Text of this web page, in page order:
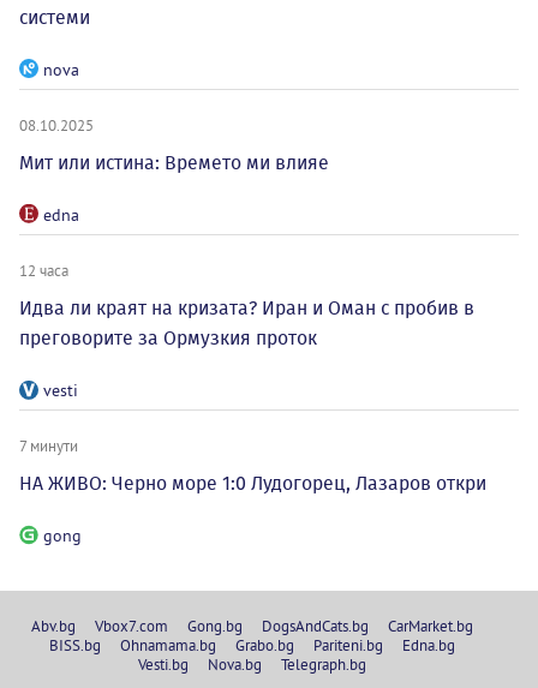
системи
nova
08.10.2025
Мит или истина: Времето ми влияе
edna
12 часа
Идва ли краят на кризата? Иран и Оман с пробив в
преговорите за Ормузкия проток
vesti
7 минути
НА ЖИВО: Черно море 1:0 Лудогорец, Лазаров откри
gong
Abv.bg Vbox7.com Gong.bg DogsAndCats.bg
CarMarket.bg
BISS.bg
Ohnamama.bg Grabo.bg Pariteni.bg
Edna.bg
Vesti.bg
Nova.bg Telegraph.bg